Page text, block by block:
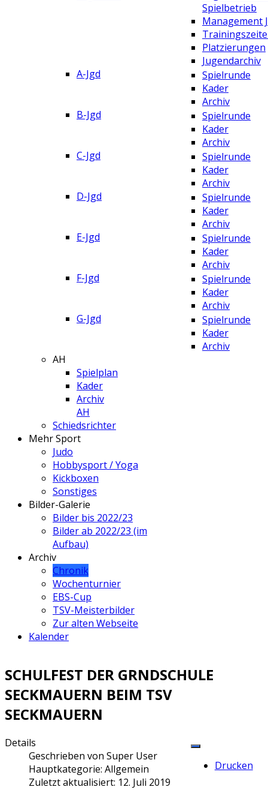
Spielbetrieb
Management
Platzierungen
Jugendarchiv
A-Jgd
Spielrunde
Kader
Archiv
B-Jgd
Spielrunde
Kader
Archiv
C-Jgd
Spielrunde
Kader
Archiv
D-Jgd
Spielrunde
Kader
Archiv
E-Jgd
Spielrunde
Kader
Archiv
F-Jgd
Spielrunde
Kader
Archiv
G-Jgd
Spielrunde
Kader
Archiv
AH
Spielplan
Kader
Archiv
AH
Schiedsrichter
Mehr Sport
Judo
Hobbysport / Yoga
Kickboxen
Sonstiges
Bilder-Galerie
Bilder bis 2022/23
Bilder ab 2022/23 (im
Aufbau)
Archiv
Chronik
Wochenturnier
EBS-Cup
TSV-Meisterbilder
Zur alten Webseite
Kalender
SCHULFEST DER GRNDSCHULE
SECKMAUERN BEIM TSV
SECKMAUERN
Drucken
Details
Geschrieben von Super User
Hauptkategorie: Allgemein
Zuletzt aktualisiert: 12. Juli 2019